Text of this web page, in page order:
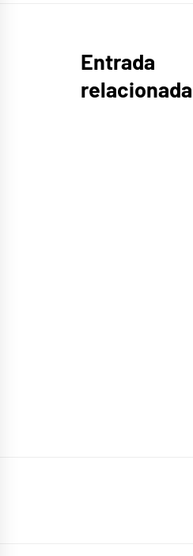
El
Foco
Entrada
relacionada